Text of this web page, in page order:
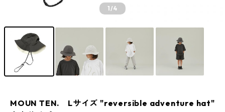
1/4
MOUN TEN. Lサイズ "reversible adventure hat"